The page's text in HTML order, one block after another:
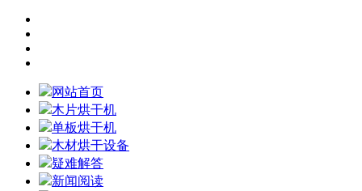
网站首页
木片烘干机
单板烘干机
木材烘干设备
疑难解答
新闻阅读